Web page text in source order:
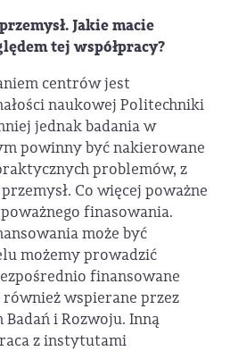
Jakie macie
tej współpracy?
centrów jest
naukowej Politechniki
jednak badania w
powinny być nakierowane
problemów, z
Co więcej poważne
finasowania.
może być
możemy prowadzić
finansowane
również wspierane przez
i Rozwoju. Inną
z instytutami